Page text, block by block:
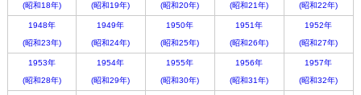
(昭和18年)
(昭和19年)
(昭和20年)
(昭和21年)
(昭和22年)
1948年
(昭和23年)
1949年
(昭和24年)
1950年
(昭和25年)
1951年
(昭和26年)
1952年
(昭和27年)
1953年
(昭和28年)
1954年
(昭和29年)
1955年
(昭和30年)
1956年
(昭和31年)
1957年
(昭和32年)